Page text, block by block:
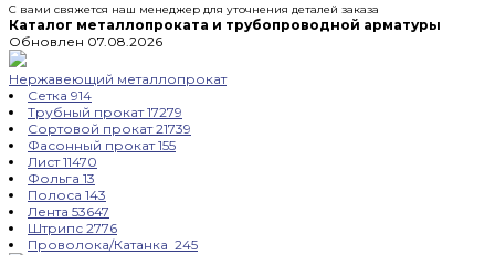
С вами свяжется наш менеджер для уточнения деталей заказа
Каталог металлопроката и трубопроводной арматуры
Обновлен 07.08.2026
Нержавеющий металлопрокат
Сетка 914
Трубный прокат17279
Сортовой прокат21739
Фасонный прокат155
Лист11470
Фольга 13
Полоса 143
Лента 53647
Штрипс 2776
Проволока/Катанка 245